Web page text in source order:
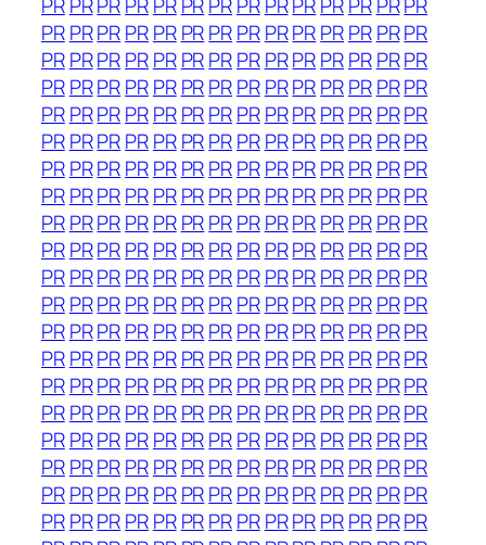
PRPRPRPRPR PRPRPRPRPRPRPR PRPR
PRPRPRPRPR PRPRPRPRPRPRPR PRPR
PRPRPRPRPR PRPRPRPRPRPRPR PRPR
PRPRPRPRPR PRPRPRPRPRPRPR PRPR
PRPRPRPRPR PRPRPRPRPRPRPR PRPR
PRPRPRPRPR PRPRPRPRPRPRPR PRPR
PRPRPRPRPR PRPRPRPRPRPRPR PRPR
PRPRPRPRPR PRPRPRPRPRPRPR PRPR
PRPRPRPRPR PRPRPRPRPRPRPR PRPR
PRPRPRPRPR PRPRPRPRPRPRPR PRPR
PRPRPRPRPR PRPRPRPRPRPRPR PRPR
PRPRPRPRPR PRPRPRPRPRPRPR PRPR
PRPRPRPRPR PRPRPRPRPRPRPR PRPR
PRPRPRPRPR PRPRPRPRPRPRPR PRPR
PRPRPRPRPR PRPRPRPRPRPRPR PRPR
PRPRPRPRPR PRPRPRPRPRPRPR PRPR
PRPRPRPRPR PRPRPRPRPRPRPR PRPR
PRPRPRPRPR PRPRPRPRPRPRPR PRPR
PRPRPRPRPR PRPRPRPRPRPRPR PRPR